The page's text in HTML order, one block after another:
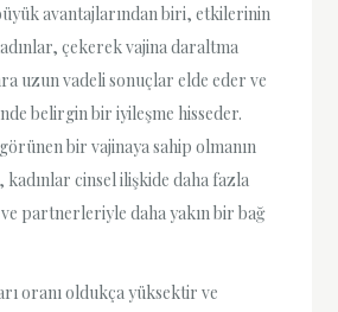
avantajlarından biri, etkilerinin
çekerek vajina daraltma
uzun vadeli sonuçlar elde eder ve
belirgin bir iyileşme hisseder.
görünen bir vajinaya sahip olmanın
cinsel ilişkide daha fazla
partnerleriyle daha yakın bir bağ
oranı oldukça yüksektir ve